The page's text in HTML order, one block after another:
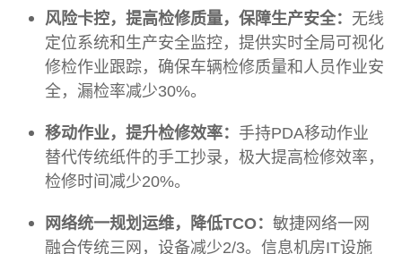
风险卡控，提高检修质量，保障生产安全： 无线
定位系统和生产安全监控，提供实时全局可视化
修检作业跟踪，确保车辆检修质量和人员作业安
全，漏检率减少30%。
移动作业，提升检修效率： 手持PDA移动作业
替代传统纸件的手工抄录，极大提高检修效率，
检修时间减少20%。
网络统一规划运维，降低TCO： 敏捷网络一网
融合传统三网，设备减少2/3。信息机房IT设施